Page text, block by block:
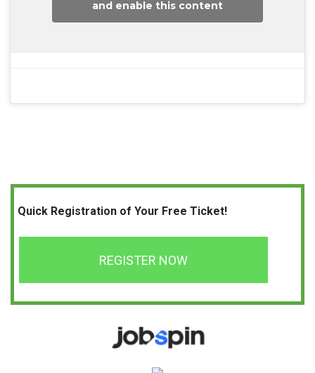
and enable this content
Quick Registration of Your Free Ticket!
REGISTER NOW